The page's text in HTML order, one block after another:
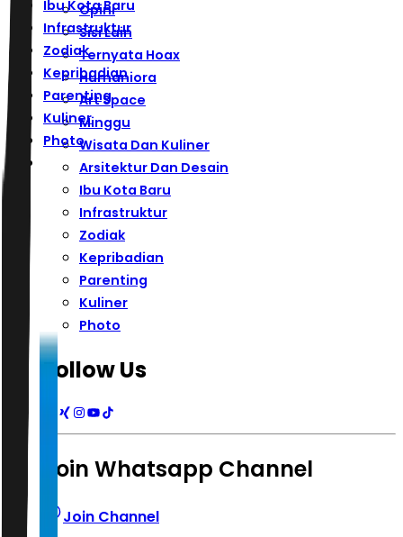
Ibu Kota Baru
Infrastruktur
Zodiak
Kepribadian
Parenting
Kuliner
Photo
Opini
Sisi Lain
Ternyata Hoax
Humaniora
Art Space
Minggu
Wisata Dan Kuliner
Arsitektur Dan Desain
Ibu Kota Baru
Infrastruktur
Zodiak
Kepribadian
Parenting
Kuliner
Photo
Follow Us
Join Whatsapp Channel
Join Channel